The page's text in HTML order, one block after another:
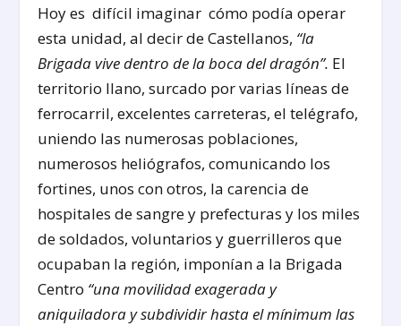
Hoy es difícil imaginar cómo podía operar
esta unidad, al decir de Castellanos, “la
Brigadavive dentro de la boca del dragón”. El
territorio llano, surcado por varias líneas de
ferrocarril, excelentes carreteras, el telégrafo,
uniendo las numerosas poblaciones,
numerosos heliógrafos, comunicando los
fortines, unos con otros, la carencia de
hospitales de sangre y prefecturas y los miles
de soldados, voluntarios y guerrilleros que
ocupaban la región, imponían a la Brigada
Centro “una movilidad exagerada y
aniquiladora y subdividir hasta el mínimum las